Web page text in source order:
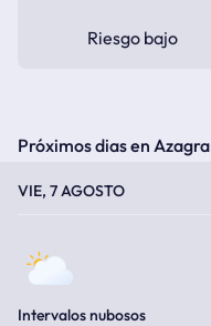
Riesgo bajo
Próximos dias en Azagra
VIE, 7 AGOSTO
Intervalos nubosos